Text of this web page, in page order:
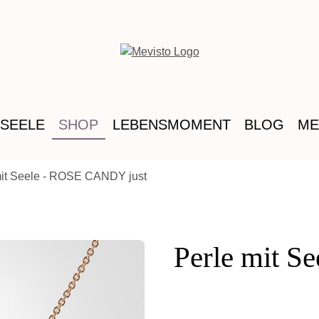
SHOP LEBENSMOMENT BLOG
Seele - ROSE CANDY just
Perle mit